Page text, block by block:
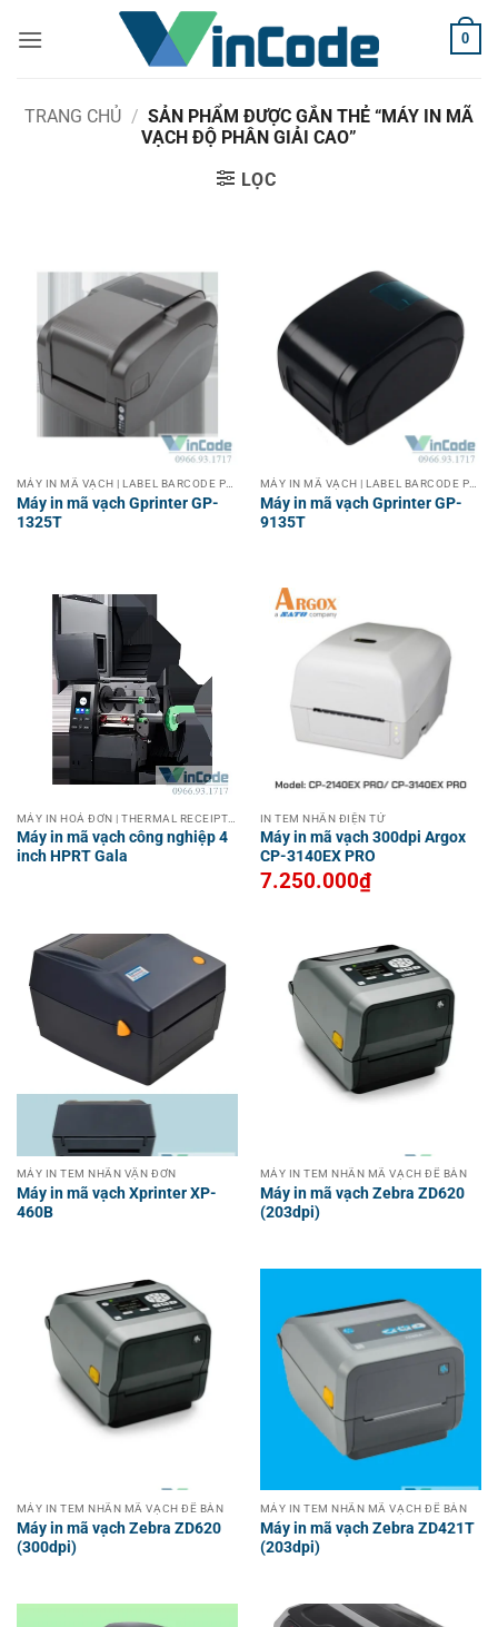
qua
0
TRANG CHỦ / SẢN PHẨM ĐƯỢC GẮN THẺ “MÁY IN MÃ
VẠCH ĐỘ PHÂN GIẢI CAO”
LỌC
Máy in mã vạch Gprinter GP-
1325T
Máy in mã vạch Gprinter GP-
9135T
Máy in mã vạch công nghiệp 4
inch HPRT Gala
IN TEM NHÃN ĐIỆN TỬ
Máy in mã vạch 300dpi Argox
CP-3140EX PRO
7.250.000₫
MÁY IN TEM NHÃN VẬN ĐƠN
Máy in mã vạch Xprinter XP-
460B
MÁY IN TEM NHÃN MÃ VẠCH ĐỂ BÀN
Máy in mã vạch Zebra ZD620
(203dpi)
MÁY IN TEM NHÃN MÃ VẠCH ĐỂ BÀN
Máy in mã vạch Zebra ZD620
(300dpi)
MÁY IN TEM NHÃN MÃ VẠCH ĐỂ BÀN
Máy in mã vạch Zebra ZD421T
(203dpi)